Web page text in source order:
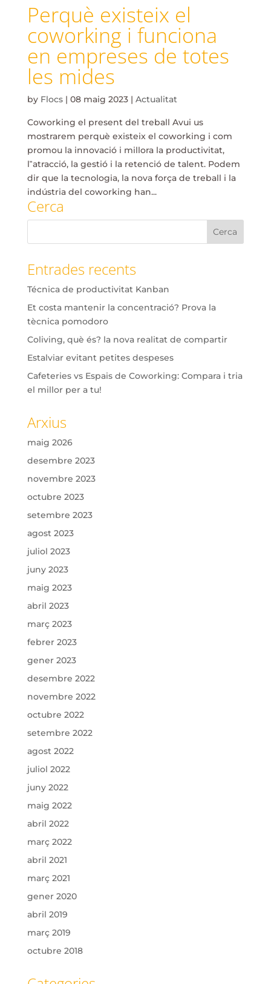
Perquè existeix el
coworking i funciona
en empreses de totes
les mides
by Flocs| 08 maig 2023| Actualitat
Coworking el present del treball Avui us
mostrarem perquè existeix el coworking i com
promou la innovació i millora la productivitat,
l‟atracció, la gestió i la retenció de talent. Podem
dir que la tecnologia, la nova força de treball i la
indústria del coworking han...
Cerca
Entrades recents
Técnica de productivitat Kanban
Et costa mantenir la concentració? Prova la
tècnica pomodoro
Coliving, què és? la nova realitat de compartir
Estalviar evitant petites despeses
Cafeteries vs Espais de Coworking: Compara i tria
el millor per a tu!
Arxius
maig 2026
desembre 2023
novembre 2023
octubre 2023
setembre 2023
agost 2023
juliol 2023
juny 2023
maig 2023
abril 2023
març 2023
febrer 2023
gener 2023
desembre 2022
novembre 2022
octubre 2022
setembre 2022
agost 2022
juliol 2022
juny 2022
maig 2022
abril 2022
març 2022
abril 2021
març 2021
gener 2020
abril 2019
març 2019
octubre 2018